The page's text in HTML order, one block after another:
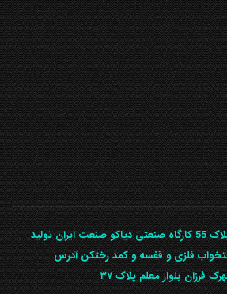
تهران شهریار کوی گلستان پلاک 55 کارگاه صنعتی دیاکو صنعت ایران تولید
فلزی و قفسه و کمد رختکن آدرس
فرزان بلوار معلم پلاک ۳۷